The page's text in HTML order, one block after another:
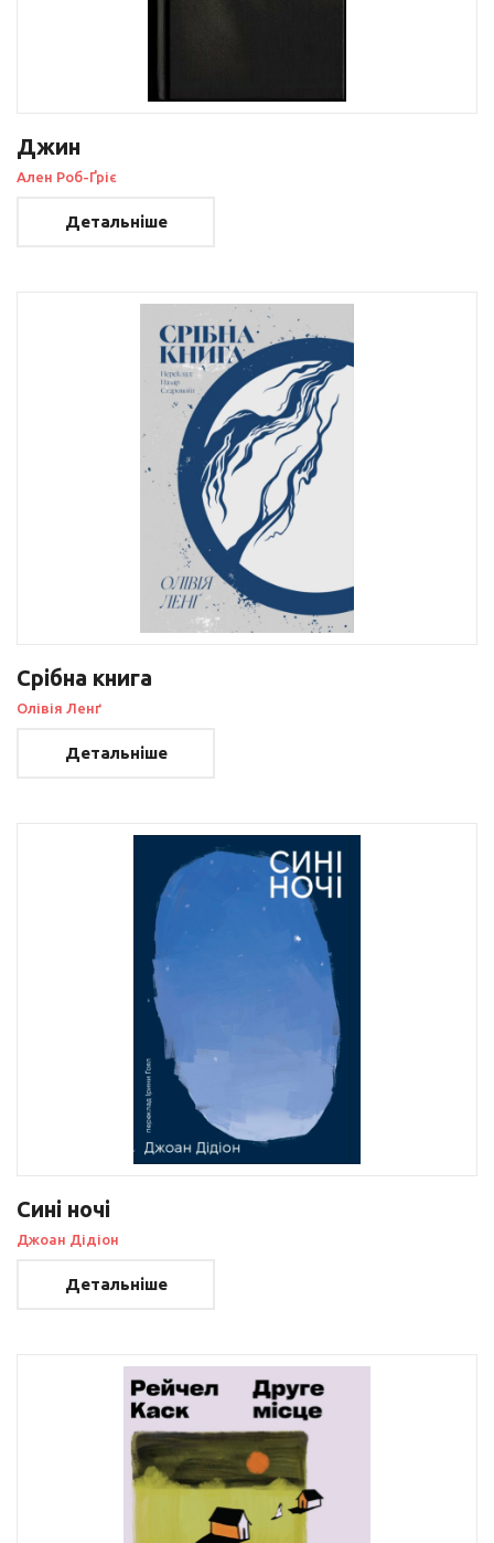
Джин
Ален Роб-Ґріє
Детальніше
Срібна книга
Олівія Ленґ
Детальніше
Сині ночі
Джоан Дідіон
Детальніше